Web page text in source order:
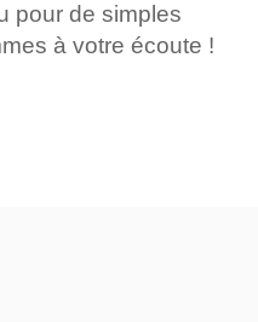
pour de simples
à votre écoute !